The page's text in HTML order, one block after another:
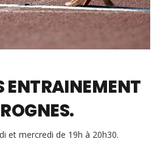
ENTRAINEMENT
et mercredi de 19h à 20h30.